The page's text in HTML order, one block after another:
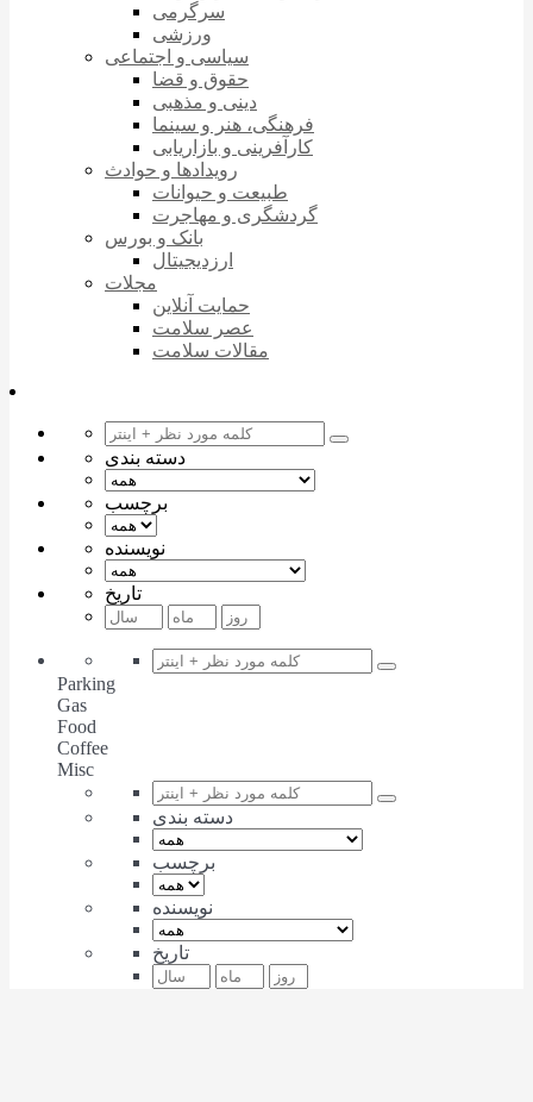
سرگرمی
ورزشی
سیاسی و اجتماعی
حقوق و قضا
دینی و مذهبی
فرهنگی، هنر و سینما
کارآفرینی و بازاریابی
رویدادها و حوادث
طبیعت و حیوانات
گردشگری و مهاجرت
بانک و بورس
ارزدیجیتال
مجلات
حمایت آنلاین
عصر سلامت
مقالات سلامت
دسته بندی
برچسب
نویسنده
تاریخ
Parking
Gas
Food
Coffee
Misc
دسته بندی
برچسب
نویسنده
تاریخ